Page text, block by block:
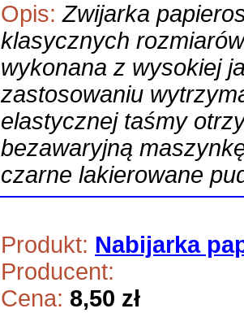
Opis: Zwijarka
klasycznych
wykonana z wysokiej
zastosowaniu
elastycznej taśmy
bezawaryjną
czarne lakierowane
Produkt: Nabijarka
Producent:
Cena: 8,50 zł